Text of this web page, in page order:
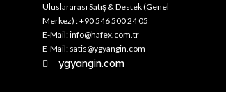
Uluslararası Satış & Destek (Genel
Merkez) : +90 546 500 24 05
E-Mail: info@hafex.com.tr
E-Mail: satis@ygyangin.com
ygyangin.com